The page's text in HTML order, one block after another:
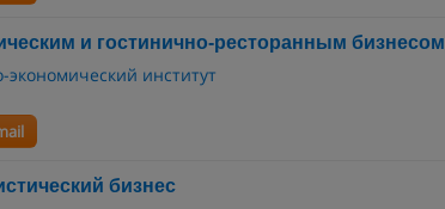
и гостинично-ресторанным бизнесом
институт
бизнес